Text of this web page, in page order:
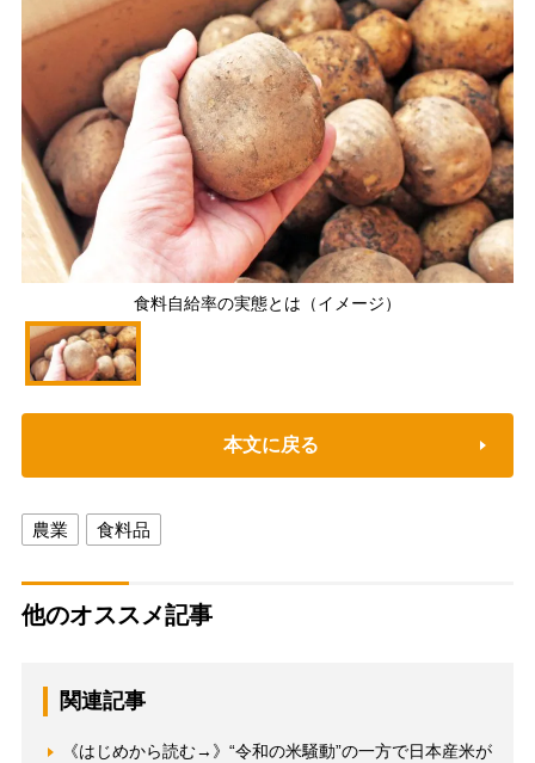
食料自給率の実態とは（イメージ）
本文に戻る
農業 食料品
他のオススメ記事
関連記事
《はじめから読む→》“令和の米騒動”の一方で日本産米が